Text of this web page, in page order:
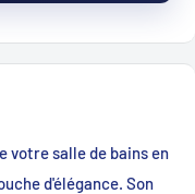
votre salle de bains en
d'élégance. Son